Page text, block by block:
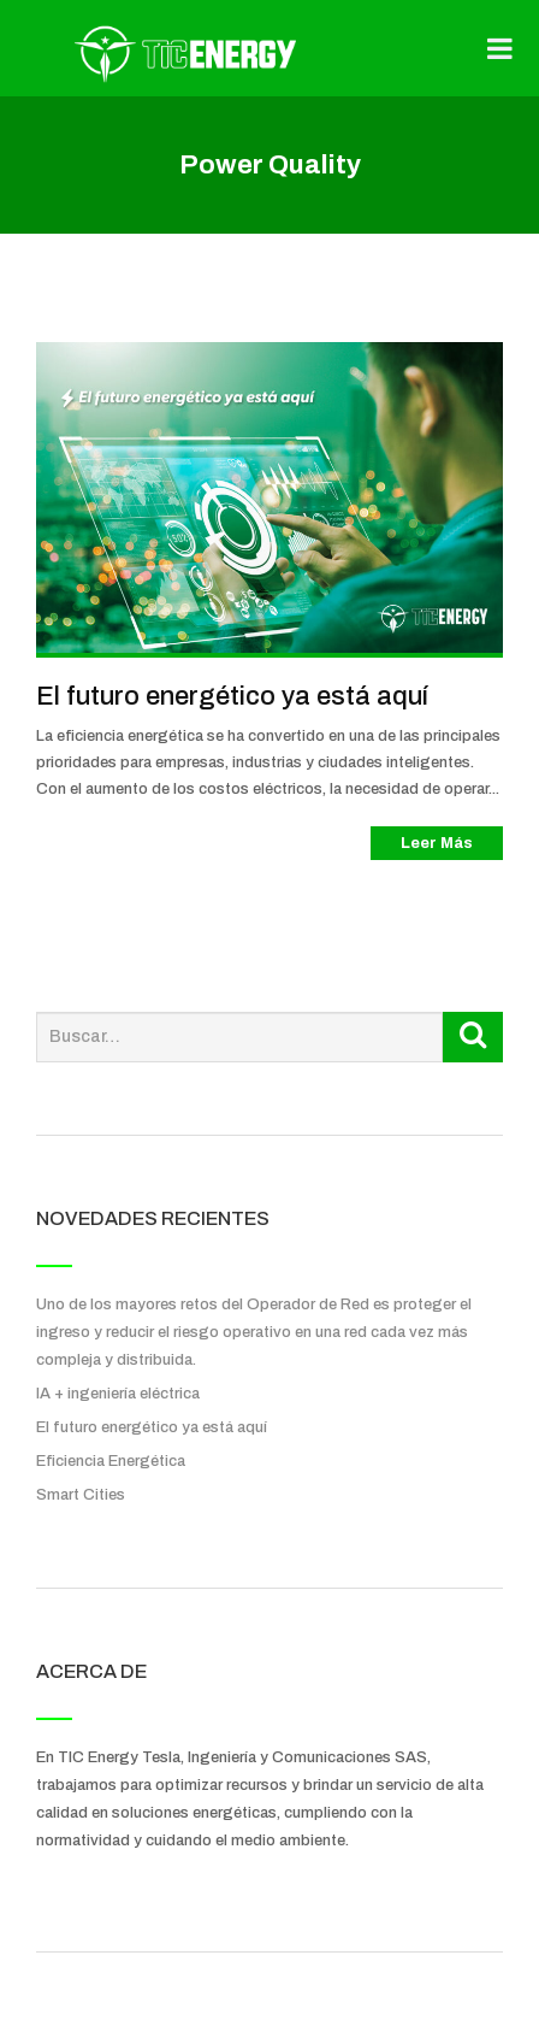
Power Quality
El futuro energético ya está aquí
La eficiencia energética se ha convertido en una de las principales
prioridades para empresas, industrias y ciudades inteligentes.
Con el aumento de los costos eléctricos, la necesidad de operar...
Leer Más
NOVEDADES RECIENTES
Uno de los mayores retos del Operador de Red es proteger el
ingreso y reducir el riesgo operativo en una red cada vez más
compleja y distribuida.
IA + ingeniería eléctrica
El futuro energético ya está aquí
Eficiencia Energética
Smart Cities
ACERCA DE
En TIC Energy Tesla, Ingeniería y Comunicaciones SAS,
trabajamos para optimizar recursos y brindar un servicio de alta
calidad en soluciones energéticas, cumpliendo con la
normatividad y cuidando el medio ambiente.